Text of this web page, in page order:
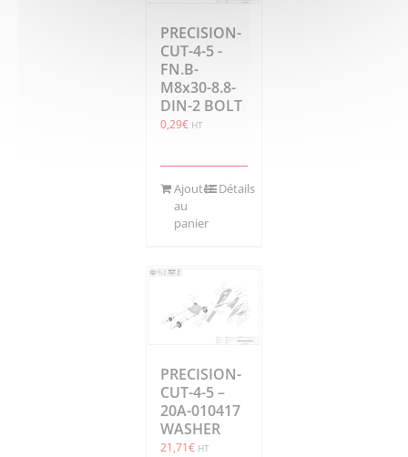
PRECISION-
CUT-4-5 -
FN.B-
M8x30-8.8-
DIN-2 BOLT
0,29€ HT
Ajouter
au
panier
Détails
PRECISION-
CUT-4-5 –
20A-010417
WASHER
21,71€ HT